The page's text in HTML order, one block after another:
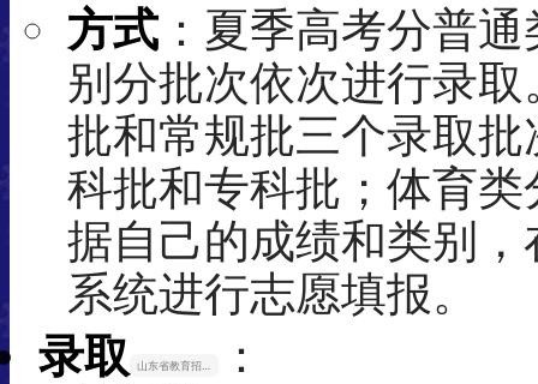
方式 ：夏季高考分普
别分批次依次进行录
批和常规批三个录取
科批和专科批；体育
据自己的成绩和类别
系统进行志愿填报。
录取
：